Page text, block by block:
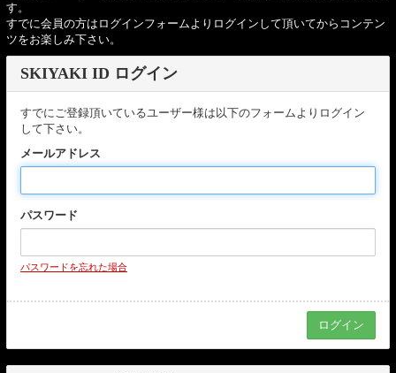
す。
すでに会員の方はログインフォームよりログインして頂いてからコンテン
ツをお楽しみ下さい。
SKIYAKI ID ログイン
すでにご登録頂いているユーザー様は以下のフォームよりログイン
して下さい。
メールアドレス
パスワード
パスワードを忘れた場合